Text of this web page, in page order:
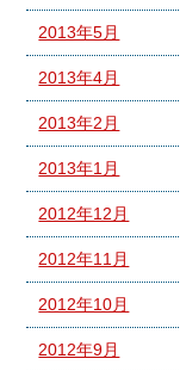
2013年5月
2013年4月
2013年2月
2013年1月
2012年12月
2012年11月
2012年10月
2012年9月